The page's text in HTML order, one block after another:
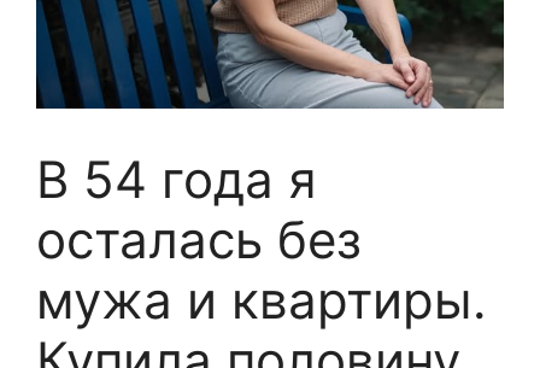
В 54 года я
осталась без
мужа и квартиры.